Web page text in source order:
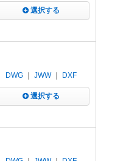
選択する
DWG JWW｜ DXF
選択する